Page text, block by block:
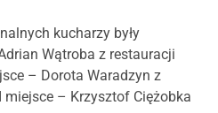
kucharzy były
Wątroba z restauracji
– Dorota Waradzyn z
miejsce – Krzysztof Ciężobka